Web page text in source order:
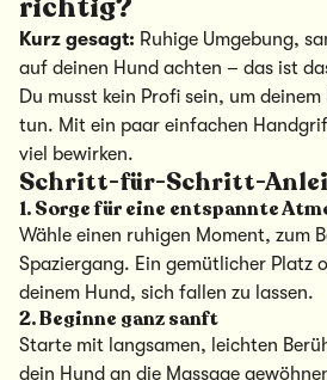
Kurz gesagt: Ruhige Umgebung,
auf deinen Hund achten – das ist
Du musst kein Profi sein, um
tun. Mit ein paar einfachen
viel bewirken.
Schritt-für-Schritt-
1. Sorge für eine entspannte
Wähle einen ruhigen Moment, zum
Spaziergang. Ein gemütlicher Platz
deinem Hund, sich fallen zu lassen.
2. Beginne ganz sanft
Starte mit langsamen, leichten
dein Hund an die Massage